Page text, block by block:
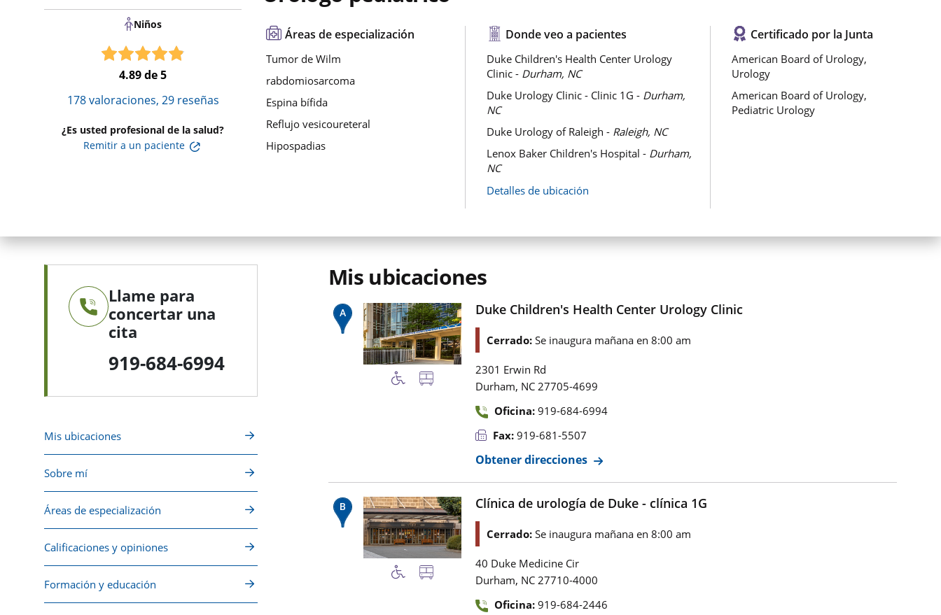
Niños
4.89de 5
178valoraciones, 29reseñas
¿Es usted profesional de la salud?
Remitir a un paciente
Áreas de especialización
Tumor de Wilm
rabdomiosarcoma
Espina bífida
Reflujo vesicoureteral
Hipospadias
Donde veo a pacientes
Duke Children's Health Center Urology
Clinic - Durham, NC
Duke Urology Clinic - Clinic 1G - Durham,
NC
Duke Urology of Raleigh - Raleigh, NC
Lenox Baker Children's Hospital - Durham,
NC
Detalles de ubicación
Certificado por la Junta
American Board of Urology,
Urology
American Board of Urology,
Pediatric Urology
Llame para
concertar una
cita
919-684-6994
Mis ubicaciones
Sobre mí
Áreas de especialización
Calificaciones y opiniones
Formación y educación
Mis ubicaciones
Duke Children's Health Center Urology Clinic
Cerrado: Se inaugura mañana en 8:00 am
2301 Erwin Rd
Durham, NC 27705-4699
Oficina: 919-684-6994
Fax: 919-681-5507
Obtener direcciones
Clínica de urología de Duke - clínica 1G
Cerrado: Se inaugura mañana en 8:00 am
40 Duke Medicine Cir
Durham, NC 27710-4000
Oficina: 919-684-2446